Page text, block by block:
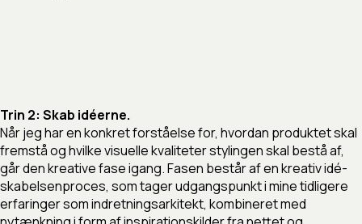
Trin 2: Skab idéerne.
Når jeg har en konkret forståelse for, hvordan produktet skal
fremstå og hvilke visuelle kvaliteter stylingen skal bestå af,
går den kreative fase igang. Fasen består af en kreativ idé-
skabelsenproces, som tager udgangspunkt i mine tidligere
erfaringer som indretningsarkitekt, kombineret med